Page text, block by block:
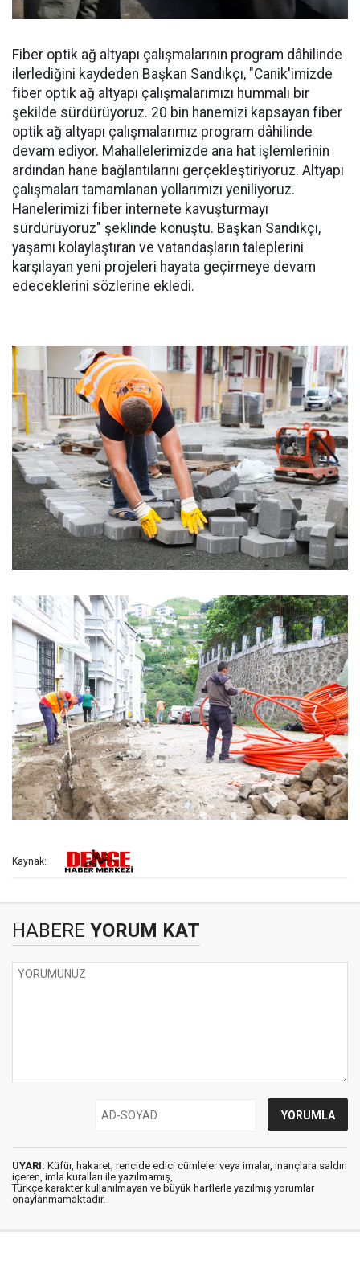
Fiber optik ağ altyapı çalışmalarının program dâhilinde
ilerlediğini kaydeden Başkan Sandıkçı, "Canik'imizde
fiber optik ağ altyapı çalışmalarımızı hummalı bir
şekilde sürdürüyoruz. 20 bin hanemizi kapsayan fiber
optik ağ altyapı çalışmalarımız program dâhilinde
devam ediyor. Mahallelerimizde ana hat işlemlerinin
ardından hane bağlantılarını gerçekleştiriyoruz. Altyapı
çalışmaları tamamlanan yollarımızı yeniliyoruz.
Hanelerimizi fiber internete kavuşturmayı
sürdürüyoruz" şeklinde konuştu. Başkan Sandıkçı,
yaşamı kolaylaştıran ve vatandaşların taleplerini
karşılayan yeni projeleri hayata geçirmeye devam
edeceklerini sözlerine ekledi.
Kaynak:
HABERE YORUM KAT
UYARI: Küfür, hakaret, rencide edici cümleler veya imalar, inançlara saldırı
içeren, imla kuralları ile yazılmamış,
Türkçe karakter kullanılmayan ve büyük harflerle yazılmış yorumlar
onaylanmamaktadır.